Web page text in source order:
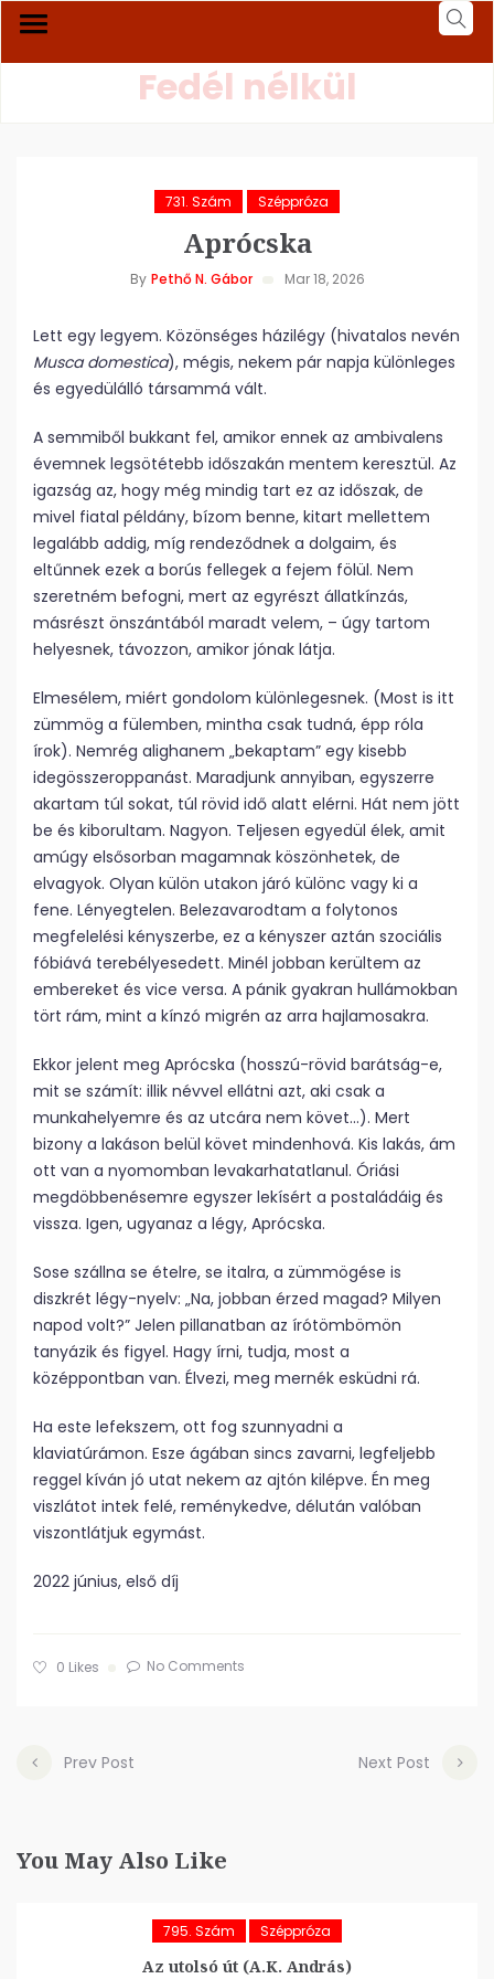
Fedél nélkül
731. Szám Széppróza
Aprócska
By Pethő N. Gábor Mar 18, 2026
Lett egy legyem. Közönséges házilégy (hivatalos nevén
Musca domestica), mégis, nekem pár napja különleges
és egyedülálló társammá vált.
A semmiből bukkant fel, amikor ennek az ambivalens
évemnek legsötétebb időszakán mentem keresztül. Az
igazság az, hogy még mindig tart ez az időszak, de
mivel fiatal példány, bízom benne, kitart mellettem
legalább addig, míg rendeződnek a dolgaim, és
eltűnnek ezek a borús fellegek a fejem fölül. Nem
szeretném befogni, mert az egyrészt állatkínzás,
másrészt önszántából maradt velem, – úgy tartom
helyesnek, távozzon, amikor jónak látja.
Elmesélem, miért gondolom különlegesnek. (Most is itt
zümmög a fülemben, mintha csak tudná, épp róla
írok). Nemrég alighanem „bekaptam” egy kisebb
idegösszeroppanást. Maradjunk annyiban, egyszerre
akartam túl sokat, túl rövid idő alatt elérni. Hát nem jött
be és kiborultam. Nagyon. Teljesen egyedül élek, amit
amúgy elsősorban magamnak köszönhetek, de
elvagyok. Olyan külön utakon járó különc vagy ki a
fene. Lényegtelen. Belezavarodtam a folytonos
megfelelési kényszerbe, ez a kényszer aztán szociális
fóbiává terebélyesedett. Minél jobban kerültem az
embereket és vice versa. A pánik gyakran hullámokban
tört rám, mint a kínzó migrén az arra hajlamosakra.
Ekkor jelent meg Aprócska (hosszú-rövid barátság-e,
mit se számít: illik névvel ellátni azt, aki csak a
munkahelyemre és az utcára nem követ…). Mert
bizony a lakáson belül követ mindenhová. Kis lakás, ám
ott van a nyomomban levakarhatatlanul. Óriási
megdöbbenésemre egyszer lekísért a postaládáig és
vissza. Igen, ugyanaz a légy, Aprócska.
Sose szállna se ételre, se italra, a zümmögése is
diszkrét légy-nyelv: „Na, jobban érzed magad? Milyen
napod volt?” Jelen pillanatban az írótömbömön
tanyázik és figyel. Hagy írni, tudja, most a
középpontban van. Élvezi, meg mernék esküdni rá.
Ha este lefekszem, ott fog szunnyadni a
klaviatúrámon. Esze ágában sincs zavarni, legfeljebb
reggel kíván jó utat nekem az ajtón kilépve. Én meg
viszlátot intek felé, reménykedve, délután valóban
viszontlátjuk egymást.
2022 június, első díj
0 Likes No Comments
Prev Post Next Post
You May Also Like
795. Szám Széppróza
Az utolsó út (A.K. András)